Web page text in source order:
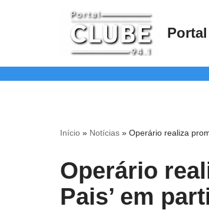
o
conteúdo
Início » Notícias » Operário realiza
Operário
Pais’ em